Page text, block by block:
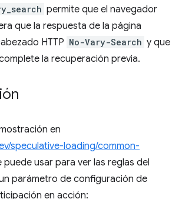
permite que el navegador
que la respuesta de la página
HTTP No-Vary-Search y que
la recuperación previa.
en
speculative-loading/common-
puede usar para ver las reglas del
parámetro de configuración de
en acción: